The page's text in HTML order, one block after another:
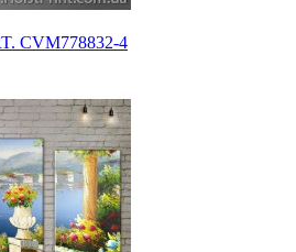
CVM778832-4